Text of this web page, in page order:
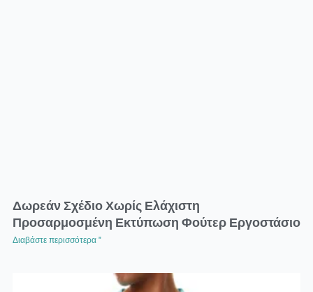
Δωρεάν Σχέδιο Χωρίς Ελάχιστη
Προσαρμοσμένη Εκτύπωση Φούτερ Εργοστάσιο
Διαβάστε περισσότερα "